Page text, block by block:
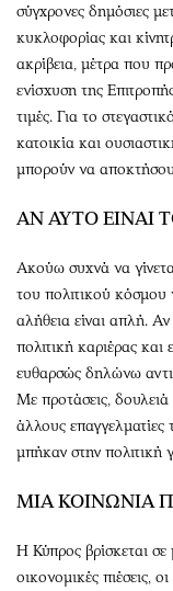
σύγχρονες δημόσιες
κυκλοφορίας και
ακρίβεια, μέτρα που
ενίσχυση της
τιμές. Για το
κατοικία και
μπορούν να
ΑΝ ΑΥΤΟ ΕΙΝΑΙ
Ακούω συχνά να
του πολιτικού
αλήθεια είναι απλή.
πολιτική καριέρας και
ευθαρσώς δηλώνω
Με προτάσεις,
άλλους επαγγελματίες
μπήκαν στην πολιτική
ΜΙΑ ΚΟΙΝΩΝΙΑ
Η Κύπρος βρίσκεται
οικονομικές πιέσεις,